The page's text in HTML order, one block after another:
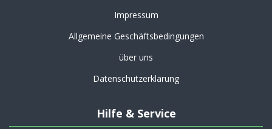
Impressum
Allgemeine Geschäftsbedingungen
über uns
Datenschutzerklärung
Hilfe & Service